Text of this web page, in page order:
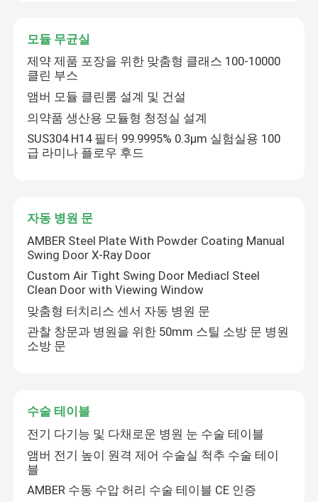
모듈 무균실
제약 제품 포장을 위한 맞춤형 클래스 100-10000
클린 부스
앰버 모듈 클린룸 설계 및 건설
의약품 생산용 모듈형 청정실 설계
SUS304 H14 필터 99.9995% 0.3μm 실험실용 100
급 라미나 플로우 후드
자동 병원 문
AMBER Steel Plate With Powder Coating Manual
Swing Door X-Ray Door
Custom Air Tight Swing Door Mediacl Steel
Clean Door with Viewing Window
맞춤형 터치리스 센서 자동 병원 문
관찰 창문과 병원을 위한 50mm 스틸 소방 문 병원
소방 문
수술 테이블
전기 다기능 및 다채로운 병원 눈 수술 테이블
앰버 전기 높이 원격 제어 수술실 척추 수술 테이
블
AMBER 수동 수압 허리 수술 테이블 CE 인증